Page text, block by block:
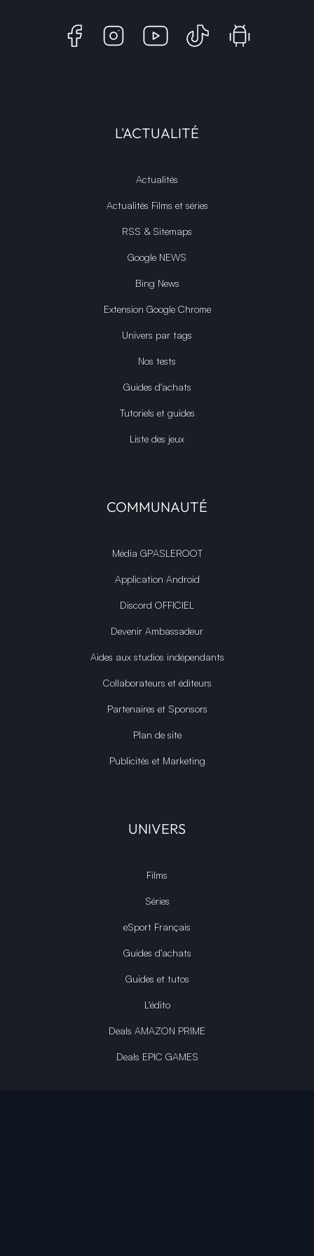
L'ACTUALITÉ
Actualités
Actualités Films et séries
RSS & Sitemaps
Google NEWS
Bing News
Extension Google Chrome
Univers par tags
Nos tests
Guides d'achats
Tutoriels et guides
Liste des jeux
COMMUNAUTÉ
Média GPASLEROOT
Application Android
Discord OFFICIEL
Devenir Ambassadeur
Aides aux studios indépendants
Collaborateurs et éditeurs
Partenaires et Sponsors
Plan de site
Publicités et Marketing
UNIVERS
Films
Séries
eSport Français
Guides d’achats
Guides et tutos
L'édito
Deals AMAZON PRIME
Deals EPIC GAMES